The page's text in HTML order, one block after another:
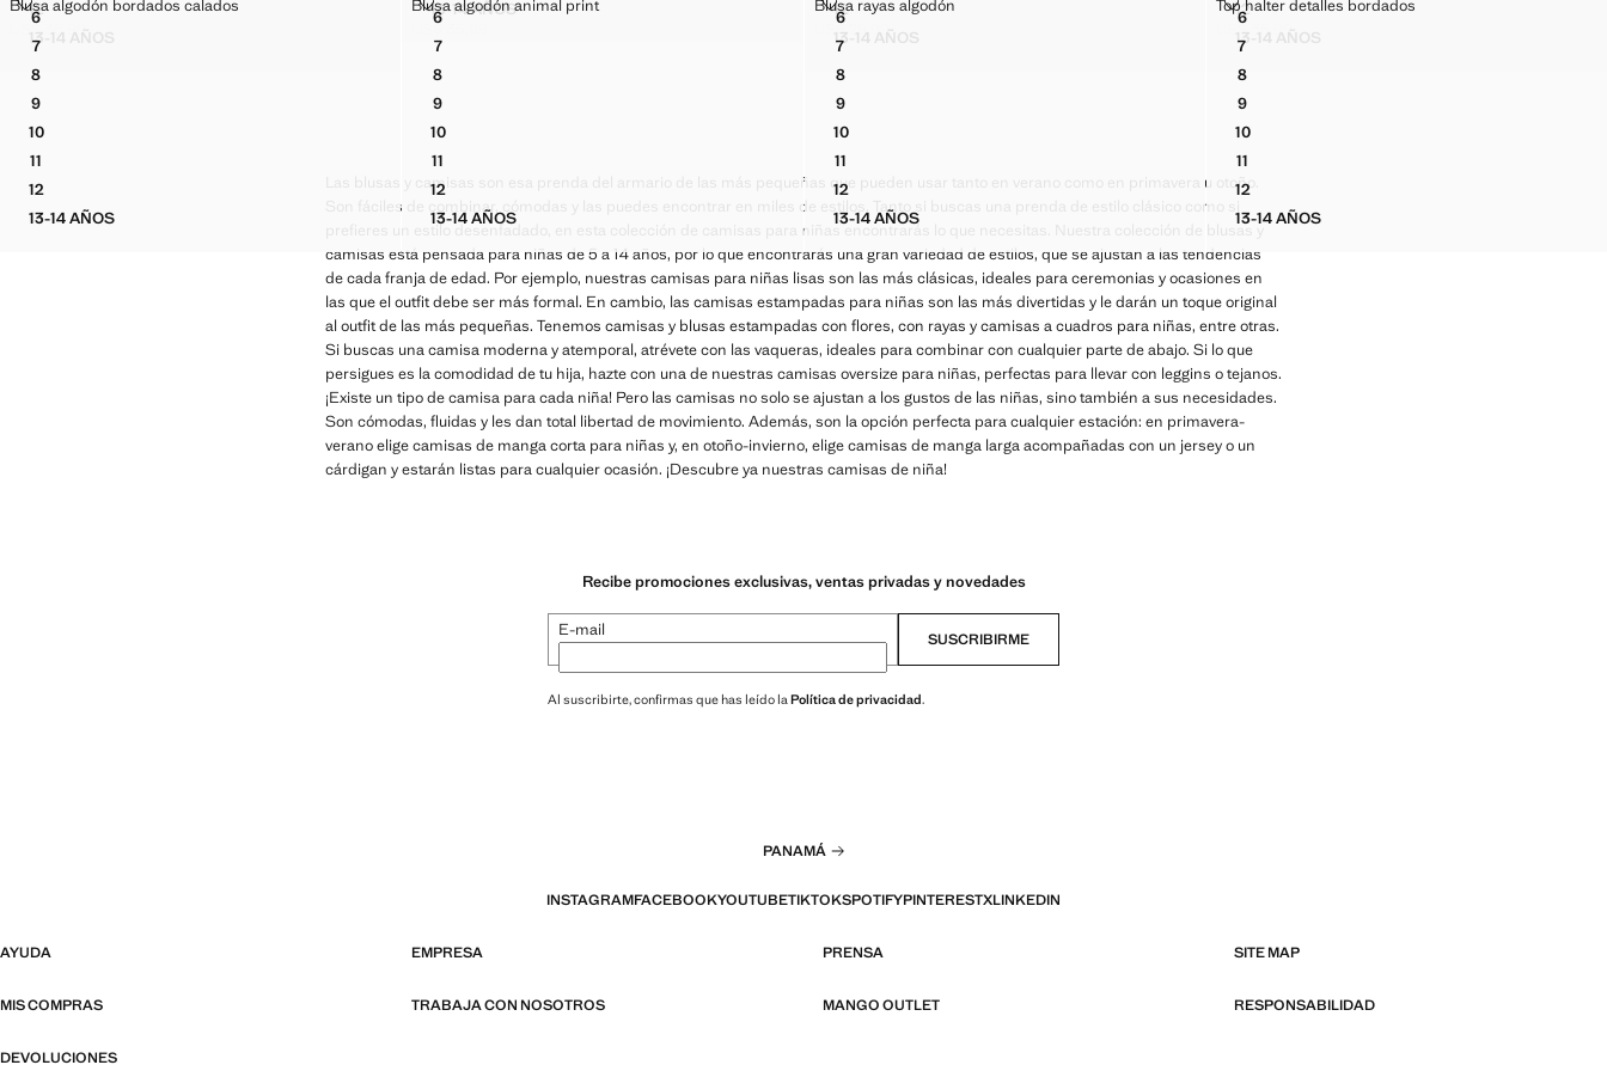
12CAMISA CUELLO BABYDOLL BORDADOS
13-14 AÑOS
13-14 AÑOSBLUSA HALTER FRUNCIDOS LATERALES
12CAMISA ALGODÓN VOLANTES
13-14 AÑOS
12CAMISA ALGODÓN VOLANTES
13-14 AÑOS
Tallas
6BLUSA ALGODÓN BORDADOS CALADOS
7BLUSA ALGODÓN BORDADOS CALADOS
8BLUSA ALGODÓN BORDADOS CALADOS
9BLUSA ALGODÓN BORDADOS CALADOS
10BLUSA ALGODÓN BORDADOS CALADOS
11BLUSA ALGODÓN BORDADOS CALADOS
12BLUSA ALGODÓN BORDADOS CALADOS
13-14 AÑOSBLUSA ALGODÓN BORDADOS CALADOS
Blusa algodón bordados calados
Precio actual [US$ 35.99 ]
US$ 35.99
Tallas
6BLUSA ALGODÓN ANIMAL PRINT
7BLUSA ALGODÓN ANIMAL PRINT
8BLUSA ALGODÓN ANIMAL PRINT
9BLUSA ALGODÓN ANIMAL PRINT
10BLUSA ALGODÓN ANIMAL PRINT
11BLUSA ALGODÓN ANIMAL PRINT
12BLUSA ALGODÓN ANIMAL PRINT
13-14 AÑOSBLUSA ALGODÓN ANIMAL PRINT
Blusa algodón animal print
Precio actual [US$ 35.99 ]
US$ 35.99
Tallas
6BLUSA RAYAS ALGODÓN
7BLUSA RAYAS ALGODÓN
8BLUSA RAYAS ALGODÓN
9BLUSA RAYAS ALGODÓN
10BLUSA RAYAS ALGODÓN
11BLUSA RAYAS ALGODÓN
12BLUSA RAYAS ALGODÓN
13-14 AÑOSBLUSA RAYAS ALGODÓN
Blusa rayas algodón
Precio actual [US$ 29.99 ]
US$ 29.99
Tallas
6TOP HALTER DETALLES BORDADOS
7TOP HALTER DETALLES BORDADOS
8TOP HALTER DETALLES BORDADOS
9TOP HALTER DETALLES BORDADOS
10TOP HALTER DETALLES BORDADOS
11TOP HALTER DETALLES BORDADOS
12TOP HALTER DETALLES BORDADOS
13-14 AÑOSTOP HALTER DETALLES BORDADOS
Top halter detalles bordados
Precio actual [US$ 35.99 ]
US$ 35.99
Las blusas y camisas son esa prenda del armario de las más pequeñas que pueden usar tanto en verano como en primavera u otoño.
Son fáciles de combinar, cómodas y las puedes encontrar en miles de estilos. Tanto si buscas una prenda de estilo clásico como si
prefieres un estilo desenfadado, en esta colección de camisas para niñas encontrarás lo que necesitas. Nuestra colección de blusas y
camisas está pensada para niñas de 5 a 14 años, por lo que encontrarás una gran variedad de estilos, que se ajustan a las tendencias
de cada franja de edad. Por ejemplo, nuestras camisas para niñas lisas son las más clásicas, ideales para ceremonias y ocasiones en
las que el outfit debe ser más formal. En cambio, las camisas estampadas para niñas son las más divertidas y le darán un toque original
al outfit de las más pequeñas. Tenemos camisas y blusas estampadas con flores, con rayas y camisas a cuadros para niñas, entre otras.
Si buscas una camisa moderna y atemporal, atrévete con las vaqueras, ideales para combinar con cualquier parte de abajo. Si lo que
persigues es la comodidad de tu hija, hazte con una de nuestras camisas oversize para niñas, perfectas para llevar con leggins o tejanos.
¡Existe un tipo de camisa para cada niña! Pero las camisas no solo se ajustan a los gustos de las niñas, sino también a sus necesidades.
Son cómodas, fluidas y les dan total libertad de movimiento. Además, son la opción perfecta para cualquier estación: en primavera-
verano elige camisas de manga corta para niñas y, en otoño-invierno, elige camisas de manga larga acompañadas con un jersey o un
cárdigan y estarán listas para cualquier ocasión. ¡Descubre ya nuestras camisas de niña!
Recibe promociones exclusivas, ventas privadas y novedades
E-mail SUSCRIBIRME
Al suscribirte, confirmas que has leído laPolítica de privacidad.
PANAMÁ
INSTAGRAMFACEBOOKYOUTUBETIKTOKSPOTIFYPINTERESTXLINKEDIN
AYUDA EMPRESA PRENSA SITE MAP
MIS COMPRAS TRABAJA CON NOSOTROS MANGO OUTLET RESPONSABILIDAD
DEVOLUCIONES